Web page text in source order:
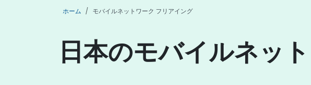
ホーム モバイルネットワーク フリアイング
日本のモバイルネッ